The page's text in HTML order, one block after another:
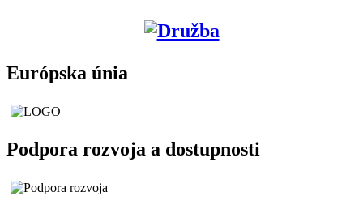
Európska únia
Podpora rozvoja a dostupnosti